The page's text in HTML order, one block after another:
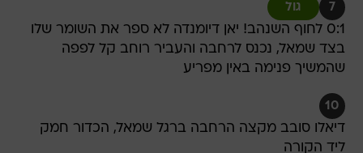
7 גול
0:1 לחוף השנהב! יאן דיומנדה לא ספר את השומר שלו
בצד שמאל, נכנס לרחבה והעביר רוחב קל לפפה
שהמשיך פנימה באין מפריע
10
דיאלו סובב מקצה הרחבה ברגל שמאל, הכדור חמק
ליד הקורה